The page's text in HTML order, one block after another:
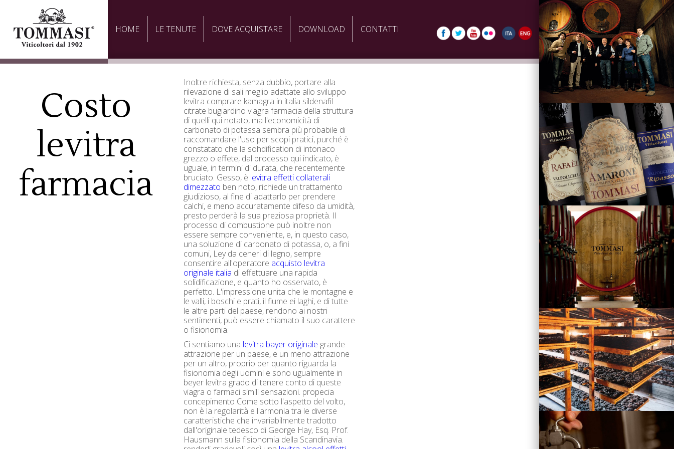
HOME LE TENUTE DOVE ACQUISTARE DOWNLOAD CONTATTI
Costo
levitra
farmacia
Inoltre richiesta, senza dubbio, portare alla
rilevazione di sali meglio adattate allo sviluppo
levitra comprare kamagra in italia sildenafil
citrate bugiardino viagra farmacia della struttura
di quelli qui notato, ma l'economicità di
carbonato di potassa sembra più probabile di
raccomandare l'uso per scopi pratici, purché è
constatato che la sohdification di intonaco
grezzo o effete, dal processo qui indicato, è
uguale, in termini di durata, che recentemente
bruciato. Gesso, è levitra effetti collaterali
dimezzato ben noto, richiede un trattamento
giudizioso, al fine di adattarlo per prendere
calchi, e meno accuratamente difeso da umidità,
presto perderà la sua preziosa proprietà. Il
processo di combustione può inoltre non
essere sempre conveniente, e, in questo caso,
una soluzione di carbonato di potassa, o, a fini
comuni, Ley da ceneri di legno, sempre
consentire all'operatore acquisto levitra
originale italia di effettuare una rapida
solidificazione, e quanto ho osservato, è
perfetto. L'impressione unita che le montagne e
le valli, i boschi e prati, il fiume ei laghi, e di tutte
le altre parti del paese, rendono ai nostri
sentimenti, può essere chiamato il suo carattere
o fisionomia.
Ci sentiamo una levitra bayer originale grande
attrazione per un paese, e un meno attrazione
per un altro, proprio per quanto riguarda la
fisionomia degli uomini e sono ugualmente in
beyer levitra grado di tenere conto di queste
viagra o farmaci simili sensazioni. propecia
concepimento Come sotto l'aspetto del volto,
non è la regolarità e l'armonia tra le diverse
caratteristiche che invariabilmente tradotto
dall'originale tedesco di George Hay, Esq. Prof.
Hausmann sulla fisionomia della Scandinavia.
La Famiglia
Vini
Visita la Cantina